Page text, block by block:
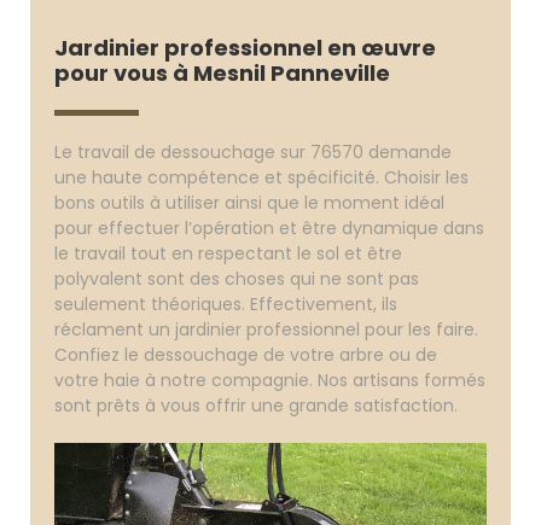
Jardinier professionnel en œuvre
pour vous à Mesnil Panneville
Le travail de dessouchage sur 76570 demande
une haute compétence et spécificité. Choisir les
bons outils à utiliser ainsi que le moment idéal
pour effectuer l’opération et être dynamique dans
le travail tout en respectant le sol et être
polyvalent sont des choses qui ne sont pas
seulement théoriques. Effectivement, ils
réclament un jardinier professionnel pour les faire.
Confiez le dessouchage de votre arbre ou de
votre haie à notre compagnie. Nos artisans formés
sont prêts à vous offrir une grande satisfaction.